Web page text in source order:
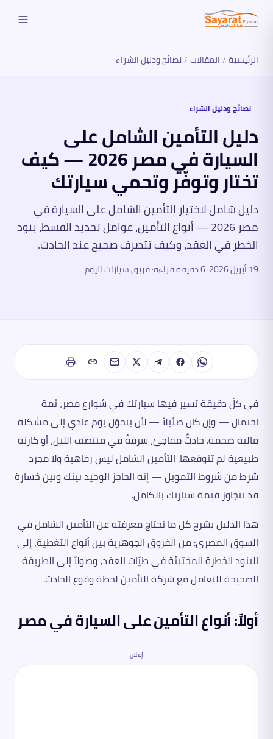
الرئيسية/ المقالات/ نصائح ودليل الشراء
نصائح ودليل الشراء
دليل التأمين الشامل على
السيارة في مصر 2026 — كيف
تختار وتوفّر وتحمي سيارتك
دليل شامل لاختيار التأمين الشامل على السيارة في
مصر 2026 — أنواع التأمين، عوامل تحديد القسط، بنود
الخطر في العقد، وكيف تتصرف صحيح عند الحادث.
19 أبريل 2026 ·
6دقيقة قراءة· فريق سيارات اليوم
في كلّ دقيقة تسير فيها سيارتك في شوارع مصر، ثمة
احتمال — وإن كان ضئيلاً — لأن يتحوّل يوم عادي إلى مشكلة
مالية ضخمة. حادثٌ مفاجئ، سرقةٌ في منتصف الليل، أو كارثة
طبيعية لم تتوقعها. التأمين الشامل ليس رفاهية ولا مجرد
شرط من شروط التمويل — إنه الحاجز الوحيد بينك وبين خسارة
قد تتجاوز قيمة سيارتك بالكامل.
هذا الدليل يشرح كل ما تحتاج معرفته عن التأمين الشامل في
السوق المصري: من الفروق الجوهرية بين أنواع التغطية، إلى
البنود الخطرة المختبئة في طيّات العقد، وصولاً إلى الطريقة
الصحيحة للتعامل مع شركة التأمين لحظة وقوع الحادث.
أولاً: أنواع التأمين على السيارة في مصر
إعلان